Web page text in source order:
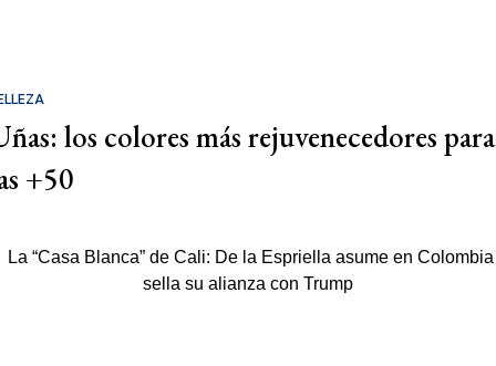
los colores más rejuvenecedores para
+50